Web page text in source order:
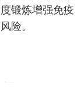
锻炼增强免疫
险。